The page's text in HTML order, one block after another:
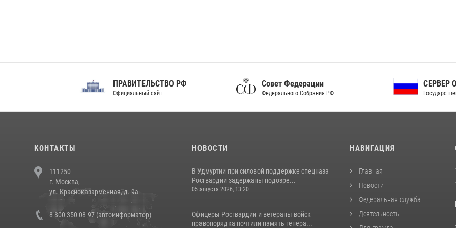
ПРАВИТЕЛЬСТВО РФ
Официальный сайт
Совет Федерации
Федерального Собрания РФ
СЕРВЕР ОРГАНОВ
Государственной власти РФ
КОНТАКТЫ
111250
г. Москва,
ул. Красноказарменная, д. 9а
8 800 350 08 97 (автоинформатор)
НОВОСТИ
В Удмуртии при силовой поддержке спецназа
Росгвардии задержаны подозре...
05 августа 2026, 13:20
Офицеры Росгвардии и ветераны войск
правопорядка почтили память генера...
НАВИГАЦИЯ
Главная
Новости
Федеральная служба
Деятельность